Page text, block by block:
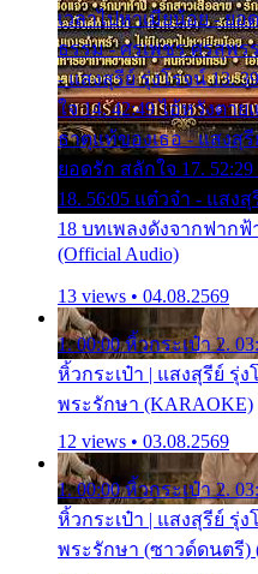
เวลาไปหาเมียน้อย - ยอ
ธรรม - ศรเพชร ศรสุพร
- แสงสุรีย์ รุ่งโรจน์ 13.
ใจ 14. 42:49 ไอ้หวังตา
ธาตุแท้ของเธอ - แสงสุรี
ยอดรัก สลักใจ 17.
18. 56:05 แต๋วจ๋า - แสง
18 บทเพลงดังจากฟาก
(Official Audio)
13 views • 04.08.2569
1. 00:00 หิ้วกระเป๋า 2.
หิ้วกระเป๋า | แสงสุรีย์ รุ่
พระรักษา (KARAOKE)
12 views • 03.08.2569
1. 00:00 หิ้วกระเป๋า 2.
หิ้วกระเป๋า | แสงสุรีย์ รุ่
พระรักษา (ซาวด์ดนตรี)